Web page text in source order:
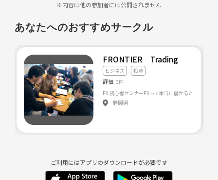
※内容は他の参加者には公開されません
あなたへのおすすめサークル
FRONTIER Trading
ビジネス 投資
評価 0件
静岡県
ご利用にはアプリのダウンロードが必要です